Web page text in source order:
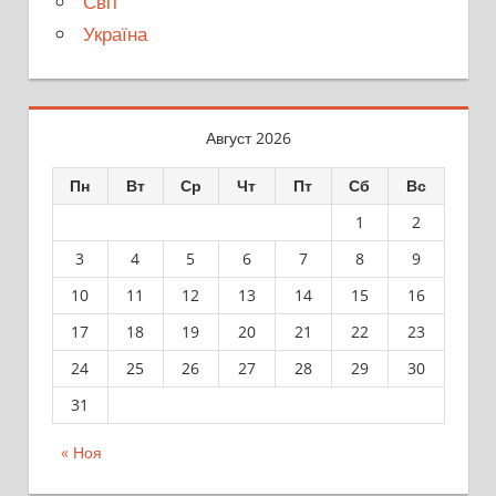
Україна
Август 2026
Пн Вт Ср Чт Пт Сб Вс
« Ноя
1
2
3
4 5 6 7 8
9
10
11 12 13 14 15
16
17
18 19 20 21 22
23
24
25 26 27 28 29
30
31